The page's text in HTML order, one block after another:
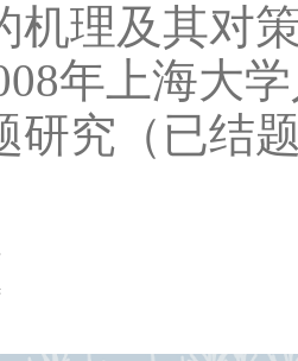
机理及其对
年上海大
研究（已结